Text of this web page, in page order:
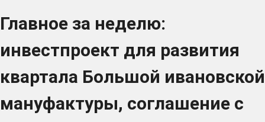
Главное за неделю:
инвестпроект для развития
квартала Большой ивановской
мануфактуры, соглашение с